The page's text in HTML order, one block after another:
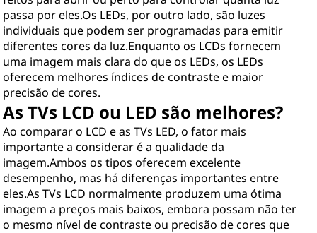
passa por eles.Os LEDs, por outro lado, são luzes
individuais que podem ser programadas para emitir
diferentes cores da luz.Enquanto os LCDs fornecem
uma imagem mais clara do que os LEDs, os LEDs
oferecem melhores índices de contraste e maior
precisão de cores.
As TVs LCD ou LED são melhores?
Ao comparar o LCD e as TVs LED, o fator mais
importante a considerar é a qualidade da
imagem.Ambos os tipos oferecem excelente
desempenho, mas há diferenças importantes entre
eles.As TVs LCD normalmente produzem uma ótima
imagem a preços mais baixos, embora possam não ter
o mesmo nível de contraste ou precisão de cores que